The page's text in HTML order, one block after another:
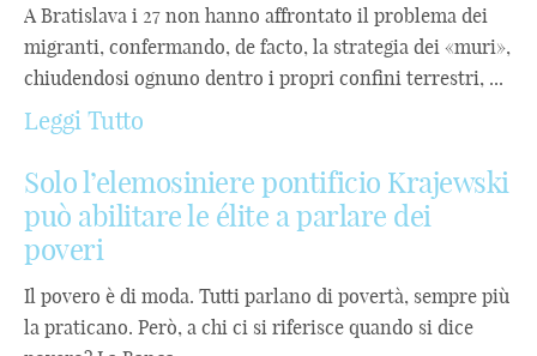
A Bratislava i 27 non hanno affrontato il problema dei
migranti, confermando, de facto, la strategia dei «muri»,
chiudendosi ognuno dentro i propri confini terrestri, ...
Leggi Tutto
Solo l’elemosiniere pontificio Krajewski
può abilitare le élite a parlare dei
poveri
Il povero è di moda. Tutti parlano di povertà, sempre più
la praticano. Però, a chi ci si riferisce quando si dice